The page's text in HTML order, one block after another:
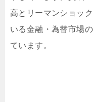
高とリーマンショッ
いる金融・為替市場
ています。